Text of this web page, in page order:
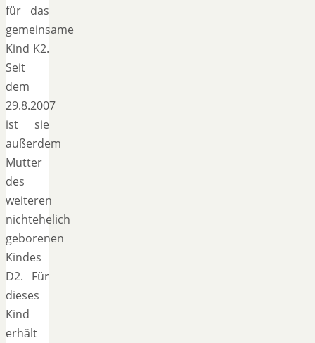
für das
gemeinsame
Kind K2.
Seit
dem
29.8.2007
ist sie
außerdem
Mutter
des
weiteren
nichtehelich
geborenen
Kindes
D2. Für
dieses
Kind
erhält